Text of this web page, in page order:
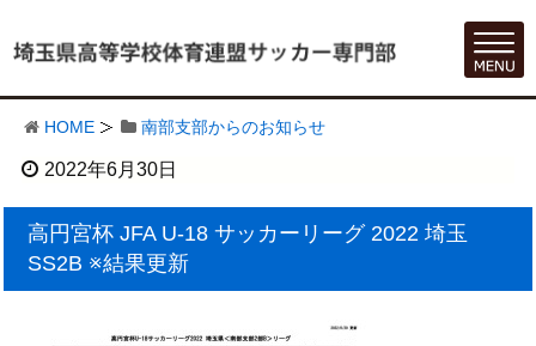
HOME 南部支部からのお知らせ
2022年6月30日
高円宮杯 JFA U-18 サッカーリーグ 2022 埼玉
SS2B ※結果更新